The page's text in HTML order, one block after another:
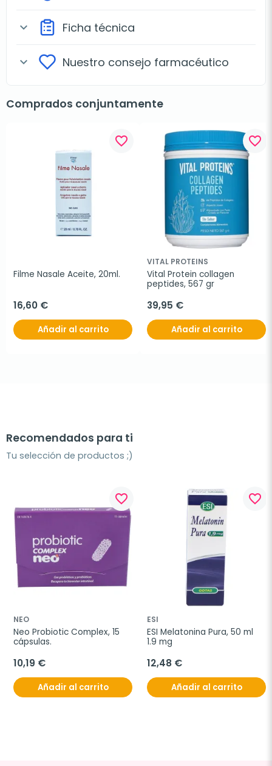
expand_more Ficha técnica
expand_more Nuestro consejo farmacéutico
Comprados conjuntamente
favorite_border
Filme Nasale Aceite, 20ml.
16,60 €
Añadir al carrito
favorite_border
VITAL PROTEINS
Vital Protein collagen
peptides, 567 gr
39,95 €
Añadir al carrito
Recomendados para ti
Tu selección de productos ;)
favorite_border
NEO
Neo Probiotic Complex, 15
cápsulas.
10,19 €
Añadir al carrito
favorite_border
ESI
ESI Melatonina Pura, 50 ml
1.9 mg
12,48 €
Añadir al carrito